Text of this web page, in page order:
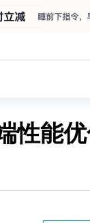
性能